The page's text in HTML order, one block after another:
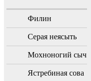
Филин
Серая неясыть
Мохноногий сыч
Ястребиная сова